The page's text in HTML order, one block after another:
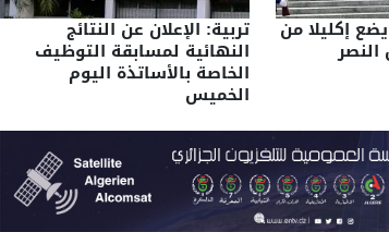
إكليلا من
النصر
تربية: الإعلان عن النتائج
النهائية لمسابقة التوظيف
الخاصة بالأساتذة اليوم
الخميس